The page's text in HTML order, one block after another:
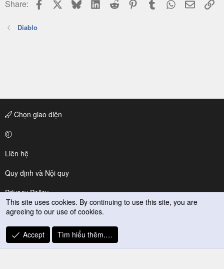
Share:
Diablo
Chọn giao diện
Liên hệ
Quy định và Nội quy
Privacy Policy
Trợ giúp
R
S
This site uses cookies. By continuing to use this site, you are
agreeing to our use of cookies.
Accept Tìm hiểu thêm.…